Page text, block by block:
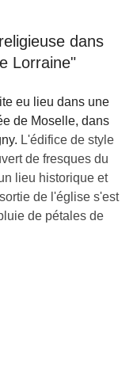
dans
Lorraine"
eu lieu dans une
de Moselle, dans
L'édifice de style
de fresques du
lieu historique et
de l'église s'est
de pétales de